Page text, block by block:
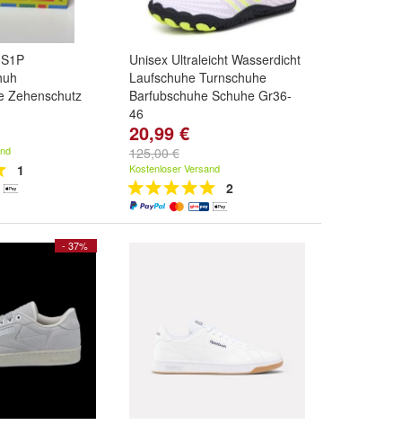
Zehenschutz
1
Unisex Ultraleicht Wasserdicht
Laufschuhe Turnschuhe
Barfubschuhe Schuhe Gr36-
46
Colors:Weib
Himmelblau
20,99 €
125,00 €
Kostenloser Versand
2
- 37%